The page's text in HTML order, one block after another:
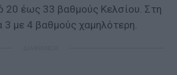
20 έως 33 βαθμούς Κελσίου. Στη
3 με 4 βαθμούς χαμηλότερη.